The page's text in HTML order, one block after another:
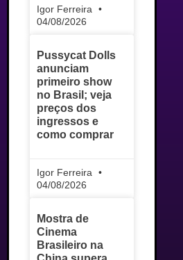
Igor Ferreira
04/08/2026
Pussycat Dolls
anunciam
primeiro show
no Brasil; veja
preços dos
ingressos e
como comprar
Igor Ferreira
04/08/2026
Mostra de
Cinema
Brasileiro na